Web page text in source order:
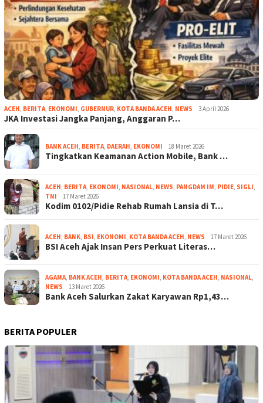
ACEH, BERITA, EKONOMI, GUBERNUR, KOTA BANDA ACEH, NEWS 3 April 2026
JKA Investasi Jangka Panjang, Anggaran P…
BANK ACEH, BERITA, DAERAH, EKONOMI 18 Maret 2026
Tingkatkan Keamanan Action Mobile, Bank …
ACEH, BERITA, EKONOMI, NASIONAL, NEWS, PANGDAM IM, PIDIE, SIGLI,
TNI
17 Maret 2026
Kodim 0102/Pidie Rehab Rumah Lansia di T…
ACEH, BANK, BSI, EKONOMI, KOTA BANDA ACEH, NEWS 17 Maret 2026
BSI Aceh Ajak Insan Pers Perkuat Literas…
AGAMA, BANK ACEH, BERITA, EKONOMI, KOTA BANDA ACEH, NASIONAL,
NEWS
13 Maret 2026
Bank Aceh Salurkan Zakat Karyawan Rp1,43…
BERITA POPULER